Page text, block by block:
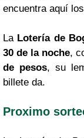
encuentra aquí
La Lotería de
30 de la noche,
de pesos, su
billete da.
Proximo